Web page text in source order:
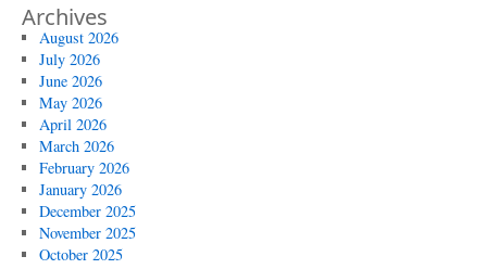
Archives
August 2026
July 2026
June 2026
May 2026
April 2026
March 2026
February 2026
January 2026
December 2025
November 2025
October 2025